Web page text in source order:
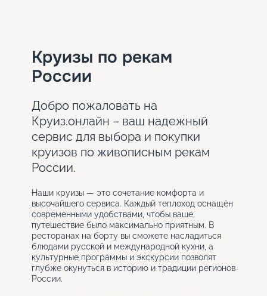
Круизы по рекам
России
Добро пожаловать на
Круиз.онлайн – ваш надежный
сервис для выбора и покупки
круизов по живописным рекам
России.
Наши круизы — это сочетание комфорта и
высочайшего сервиса. Каждый теплоход оснащён
современными удобствами, чтобы ваше
путешествие было максимально приятным. В
ресторанах на борту вы сможете насладиться
блюдами русской и международной кухни, а
культурные программы и экскурсии позволят
глубже окунуться в историю и традиции регионов
России.